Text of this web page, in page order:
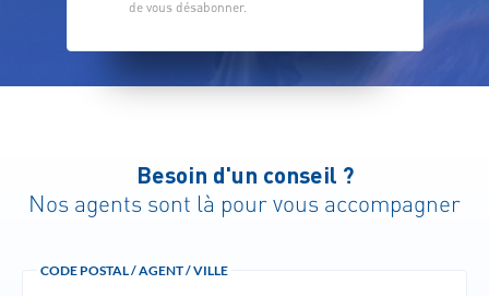
de vous désabonner.
Besoin d'un conseil ?
Nos agents sont là pour vous accompagner
CODE POSTAL / AGENT / VILLE